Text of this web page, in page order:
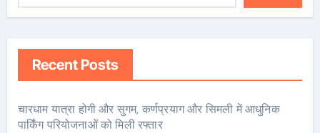
Recent Posts
चारधाम यात्रा होगी और सुगम, कर्णप्रयाग और सिमली में आधुनिक
पार्किंग परियोजनाओं को मिली रफ्तार